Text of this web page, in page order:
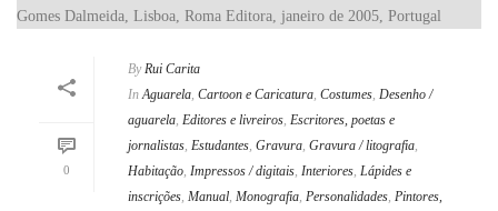
0
By Rui Carita
In Aguarela, Cartoon e Caricatura, Costumes, Desenho /
aguarela, Editores e livreiros, Escritores, poetas e
jornalistas, Estudantes, Gravura, Gravura / litografia,
Habitação, Impressos / digitais, Interiores, Lápides e
inscrições, Manual, Monografia, Personalidades, Pintores,